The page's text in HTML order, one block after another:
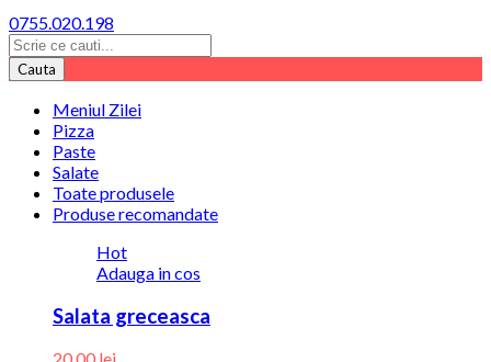
0755.020.198
Cauta
Meniul Zilei
Pizza
Paste
Salate
Toate produsele
Produse recomandate
Hot
Adauga in cos
Salata greceasca